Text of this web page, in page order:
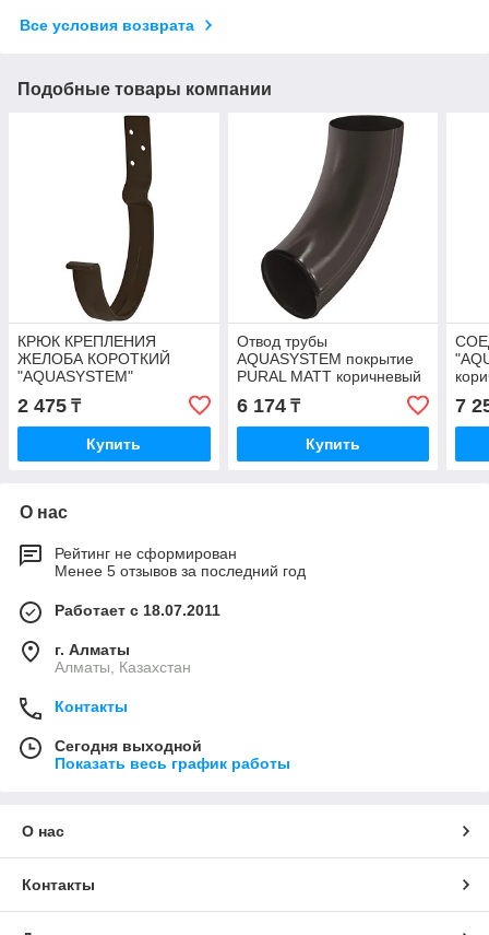
Все условия возврата
Подобные товары компании
КРЮК КРЕПЛЕНИЯ
ЖЕЛОБА КОРОТКИЙ
"AQUASYSTEM"
коричневый. +7 777 47
000 41
2 475 ₸
Купить
Отвод трубы
AQUASYSTEM покрытие
PURAL MATT коричневый
RAL 8017 Вопросы по
номеру +7 777 47 000 41
6 174₸
Купить
7
О нас
Рейтинг не сформирован
Менее 5 отзывов за последний год
Работает с 18.07.2011
г. Алматы
Алматы, Казахстан
Контакты
Сегодня выходной
Показать весь график работы
О нас
Контакты